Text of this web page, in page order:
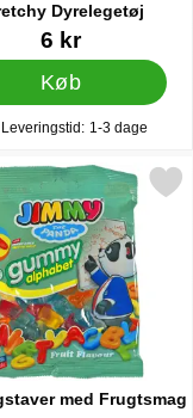
Dyrelegetøj
6 kr
Køb
På lager
Leveringstid: 1-3 dage
favorit
med Frugtsmag
gelébogstaver med